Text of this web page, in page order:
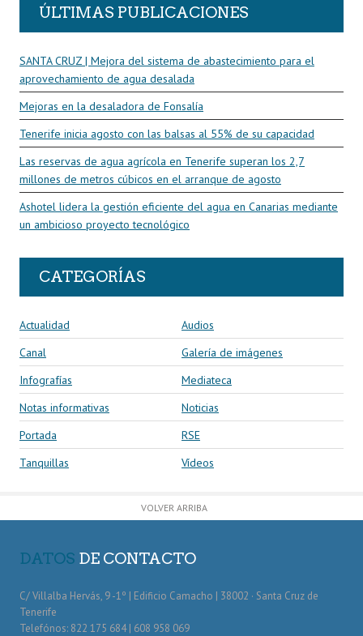
ÚLTIMAS PUBLICACIONES
SANTA CRUZ | Mejora del sistema de abastecimiento para el
aprovechamiento de agua desalada
Mejoras en la desaladora de Fonsalía
Tenerife inicia agosto con las balsas al 55% de su capacidad
Las reservas de agua agrícola en Tenerife superan los 2,7
millones de metros cúbicos en el arranque de agosto
Ashotel lidera la gestión eficiente del agua en Canarias mediante
un ambicioso proyecto tecnológico
CATEGORÍAS
Actualidad
Audios
Canal
Galería de imágenes
Infografías
Mediateca
Notas informativas
Noticias
Portada
RSE
Tanquillas
Vídeos
VOLVER ARRIBA
DATOS DE CONTACTO
C/ Villalba Hervás, 9 -1º | Edificio Camacho | 38002 · Santa Cruz de
Tenerife
Telefónos: 822 175 684 | 608 958 069